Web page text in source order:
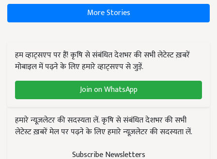
More Stories
हम व्हाट्सएप पर हैं! कृषि से संबंधित देशभर की सभी लेटेस्ट ख़बरें
मोबाइल में पढ़ने के लिए हमारे व्हाट्सएप से जुड़ें.
Join on WhatsApp
हमारे न्यूज़लेटर की सदस्यता लें. कृषि से संबंधित देशभर की सभी
लेटेस्ट ख़बरें मेल पर पढ़ने के लिए हमारे न्यूज़लेटर की सदस्यता लें.
Subscribe Newsletters